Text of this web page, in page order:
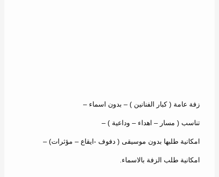
زفة عامة ( كبار الفنانين ) – بدون اسماء –
تناسب ( مسار – اهداء – وداعية ) –
امكانية طلبها بدون موسيقى ( دفوف -ايقاع – مؤثرات) –
امكانية طلب الزفة بالاسماء.